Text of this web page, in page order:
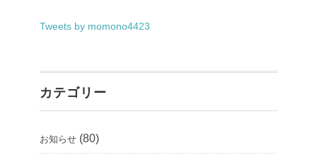
Tweets by momono4423
カテゴリー
お知らせ (80)